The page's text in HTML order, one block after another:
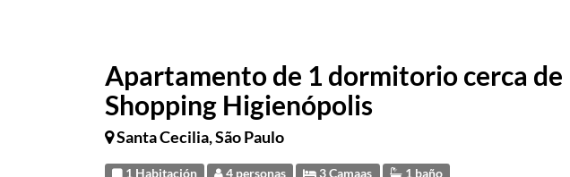
Apartamento de 1 dormitorio cerca de
Shopping Higienópolis
Santa Cecilia, São Paulo
1 Habitación 4 personas 3 Camaas 1 baño